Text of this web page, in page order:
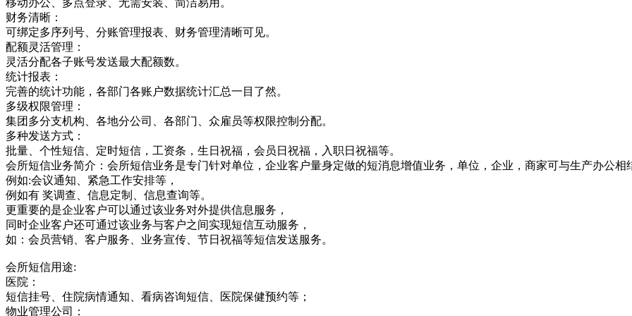
财务清晰：
可绑定多序列号、分账管理报表、财务管理清晰可见。
配额灵活管理：
灵活分配各子账号发送最大配额数。
统计报表：
完善的统计功能，各部门各账户数据统计汇总一目了然。
多级权限管理：
集团多分支机构、各地分公司、各部门、众雇员等权限控制分配。
多种发送方式：
批量、个性短信、定时短信，工资条，生日祝福，会员日祝福，入职日祝福等。
会所短信业务简介：会所短信业务是专门针对单位，企业客户量身定做的短消息增值业务，单位，企业，商家可与生产办公相
例如:会议通知、紧急工作安排等，
例如有 奖调查、信息定制、信息查询等。
更重要的是企业客户可以通过该业务对外提供信息服务，
同时企业客户还可通过该业务与客户之间实现短信互动服务，
如：会员营销、客户服务、业务宣传、节日祝福等短信发送服务。
会所短信用途:
医院：
短信挂号、住院病情通知、看病咨询短信、医院保健预约等；
物业管理公司：